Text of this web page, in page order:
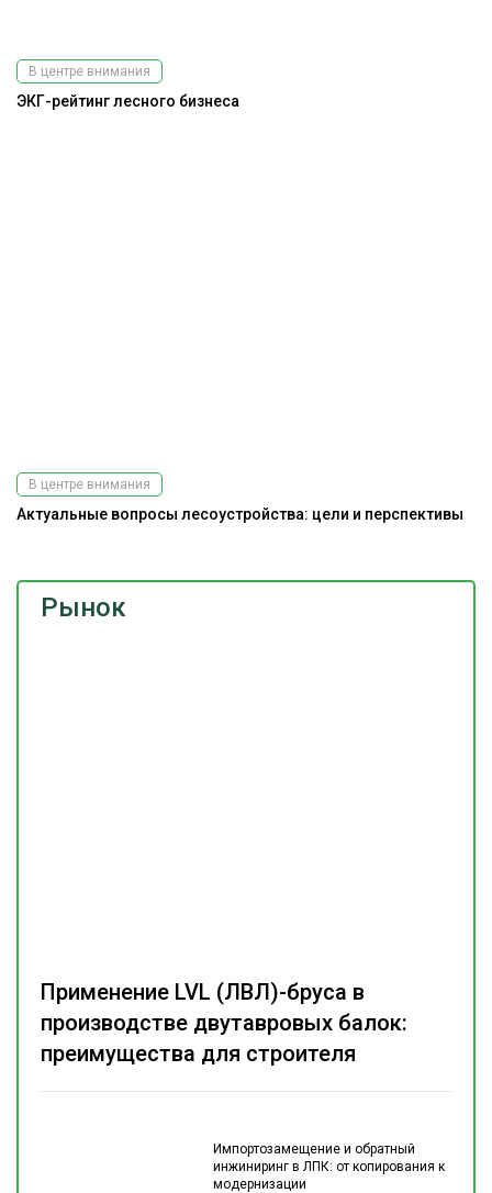
Рынок
Импортозамещение и обратный
инжиниринг в ЛПК: от копирования к
модернизации
Применение LVL (ЛВЛ)-бруса в
производстве двутавровых балок:
преимущества для строителя
В центре внимания
ЭКГ-рейтинг лесного бизнеса
В центре внимания
Актуальные вопросы лесоустройства: цели и перспективы